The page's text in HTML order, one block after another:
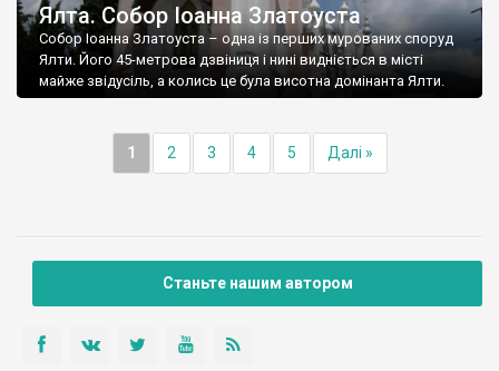
Ялта. Собор Іоанна Златоуста
Собор Іоанна Златоуста – одна із перших мурованих споруд
Ялти. Його 45-метрова дзвіниця і нині видніється в місті
майже звідусіль, а колись це була висотна домінанта Ялти.
1 2 3 4 5 Далі »
Станьте нашим автором